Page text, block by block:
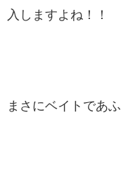
入しますよね！！
まさにベイトであ